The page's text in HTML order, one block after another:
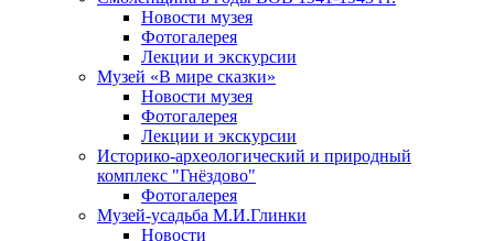
Новости музея
Фотогалерея
Лекции и экскурсии
Музей «В мире сказки»
Новости музея
Фотогалерея
Лекции и экскурсии
Историко-археологический и природный
комплекс "Гнёздово"
Фотогалерея
Музей-усадьба М.И.Глинки
Новости